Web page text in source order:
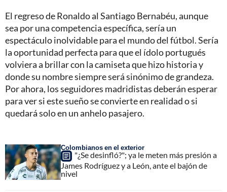
El regreso de Ronaldo al Santiago Bernabéu, aunque
sea por una competencia específica, sería un
espectáculo inolvidable para el mundo del fútbol. Sería
la oportunidad perfecta para que el ídolo portugués
volviera a brillar con la camiseta que hizo historia y
donde su nombre siempre será sinónimo de grandeza.
Por ahora, los seguidores madridistas deberán esperar
para ver si este sueño se convierte en realidad o si
quedará solo en un anhelo pasajero.
Colombianos en el exterior
"¿Se desinfló?"; ya le meten más presión a
James Rodríguez y a León, ante el bajón de
nivel